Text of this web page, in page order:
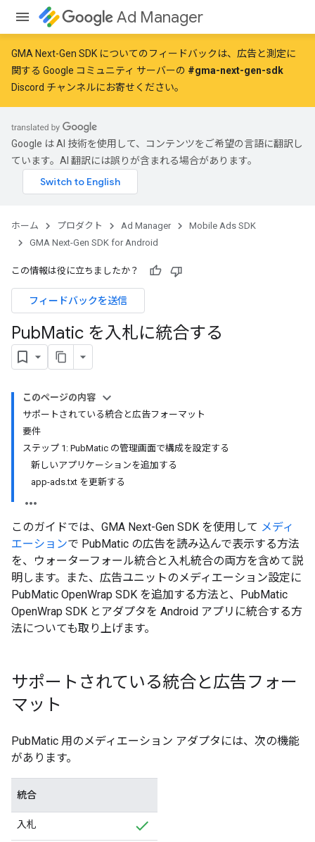
Ad Manager
GMA Next-Gen SDK についてのフィードバックは、広告と測定に
関する Google コミュニティ サーバーの #gma-next-gen-sdk
Discord チャンネルにお寄せください。
Google は AI 技術を使用して、コンテンツをご希望の言語に翻訳し
ています。AI 翻訳には誤りが含まれる場合があります。
ホーム プロダクト Ad Manager
Mobile Ads SDK
GMA Next-Gen SDK for Android
この情報は役に立ちましたか？
フィードバックを送信
PubMatic を入札に統合する
このページの内容
サポートされている統合と広告フォーマット
要件
ステップ 1: PubMatic の管理画面で構成を設定する
新しいアプリケーションを追加する
app-ads.txt を更新する
このガイドでは、 GMA Next-Gen SDK を使用して メディ
エーションで PubMatic の広告を読み込んで表示する方法
を、ウォーターフォール統合と入札統合の両方を含めて説
明します。また、広告ユニットのメディエーション設定に
PubMatic OpenWrap SDK を追加する方法と、PubMatic
OpenWrap SDK とアダプタを Android アプリに統合する方
法についても取り上げます。
サポートされている統合と広告フォー
マット
PubMatic 用のメディエーション アダプタには、次の機能
があります。
統合
入札